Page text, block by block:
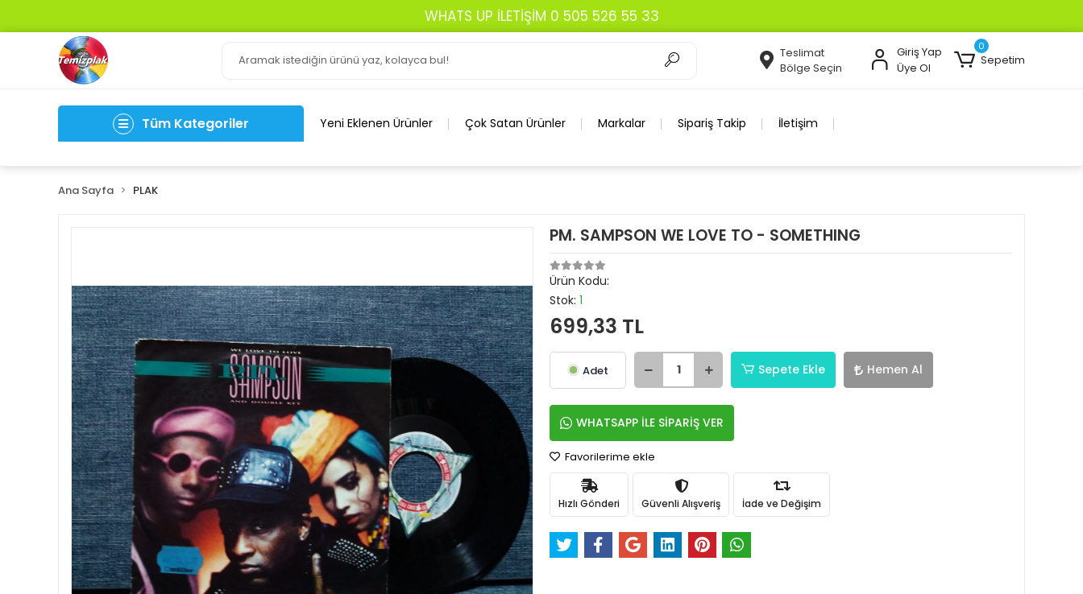
Teslimat
Bölge Seçin
Giriş Yap
Üye Ol
0
Sepetim
Tüm Kategoriler Yeni Eklenen Ürünler Çok Satan Ürünler Markalar Sipariş Takip İletişim
Ana Sayfa PLAK
PM. SAMPSON WE LOVE TO - SOMETHING
Ürün Kodu:
Stok: 1
699,33 TL
Adet Sepete Ekle Hemen Al
WHATSAPP İLE SİPARİŞ VER
Favorilerime ekle
Hızlı Gönderi Güvenli Alışveriş İade ve Değişim